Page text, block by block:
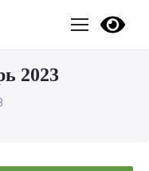
2023